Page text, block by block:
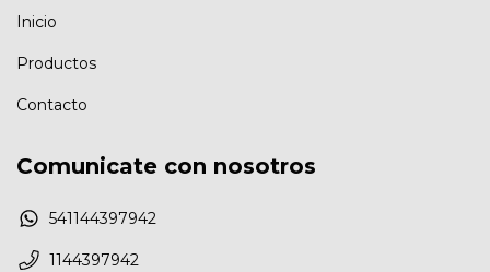
Inicio
Productos
Contacto
Comunicate con nosotros
541144397942
1144397942